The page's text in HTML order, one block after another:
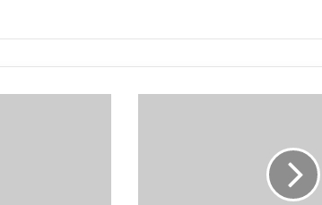
ع
ا
ب